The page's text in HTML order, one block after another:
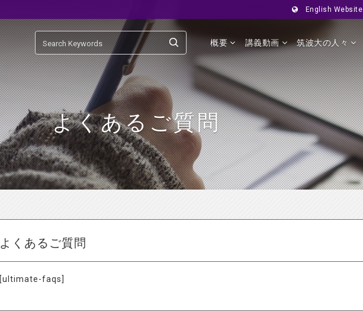
English Website
概要 講義動画 筑波大の人々
よくあるご質問
よくあるご質問
[ultimate-faqs]